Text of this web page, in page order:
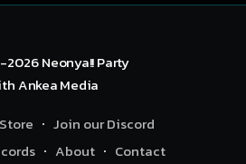
2026Neonya!! Party
Ankea Media
Join our Discord
About Contact